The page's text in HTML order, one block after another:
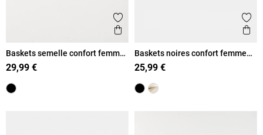
Ajouter aux favoris
Aperçu rapide
Baskets semelle confort femme
(36-41)
29,99 €
Baskets noires confort femme
(36-41)
25,99 €